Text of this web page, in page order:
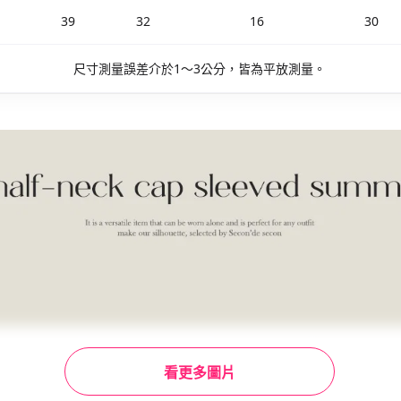
看更多圖片
39 32 16 30
尺寸測量誤差介於1～3公分，皆為平放測量。